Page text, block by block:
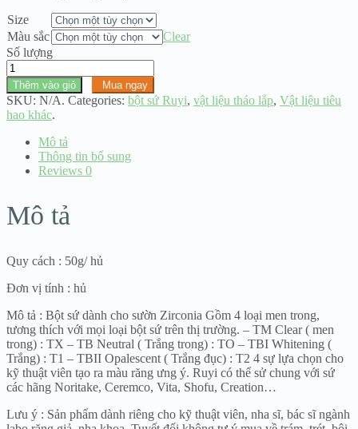
Size
Màu sắc
Clear
Số lượng
Bột
sứ
đắp
răng
Zirconia
Ruyi
men
trong
Transparent
men
chữ
lượng
Thêm vào giỏ Mua ngay
SKU: N/A. Categories: bột sứ Ruyi, vật liệu tháo lắp, Vật liệu tiêu
hao khác.
Mô tả
Thông tin bổ sung
Reviews 0
Mô tả
Quy cách : 50g/ hủ
Đơn vị tính : hủ
Mô tả : Bột sứ dành cho sườn Zirconia Gồm 4 loại men trong,
tương thích với mọi loại bột sứ trên thị trường. – TM Clear ( men
trong) : TX – TB Neutral ( Trắng trong) : TO – TBI Whitening (
Trắng) : T1 – TBII Opalescent ( Trắng đục) : T2 4 sự lựa chọn cho
kỹ thuật viên tạo ra màu răng ưng ý. Ruyi có thể sử chung với sứ
các hãng Noritake, Ceremco, Vita, Shofu, Creation…
Lưu ý : Sản phẩm dành riêng cho kỹ thuật viên, nha sĩ, bác sĩ ngành